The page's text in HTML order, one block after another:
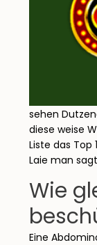
sehen
diese weise
Liste das
Laie man
Wie
Eine